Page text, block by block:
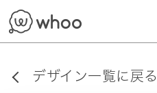
デザイン一覧に戻る